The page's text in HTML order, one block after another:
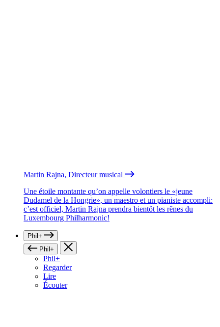
Martin Rajna, Directeur musical
Une étoile montante qu’on appelle volontiers le «jeune
Dudamel de la Hongrie», un maestro et un pianiste accompli:
c’est officiel, Martin Rajna prendra bientôt les rênes du
Luxembourg Philharmonic!
Phil+
Phil+
Phil+
Regarder
Lire
Écouter